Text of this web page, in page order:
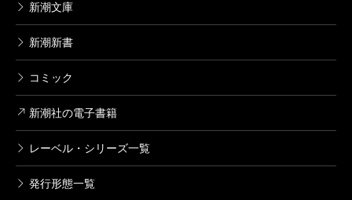
新潮文庫
新潮新書
コミック
新潮社の電子書籍
レーベル・シリーズ一覧
発行形態一覧